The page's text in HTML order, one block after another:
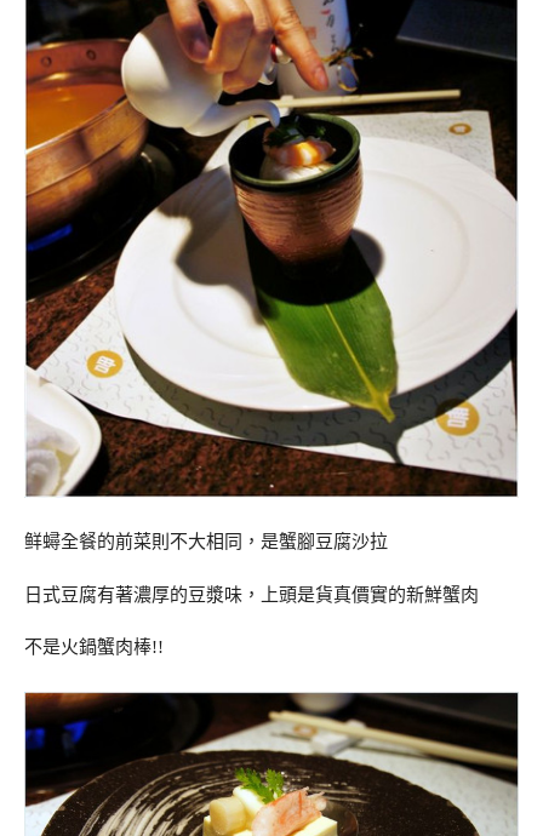
鲜蟳全餐的前菜則不大相同，是蟹腳豆腐沙拉
日式豆腐有著濃厚的豆漿味，上頭是貨真價實的新鮮蟹肉
不是火鍋蟹肉棒!!